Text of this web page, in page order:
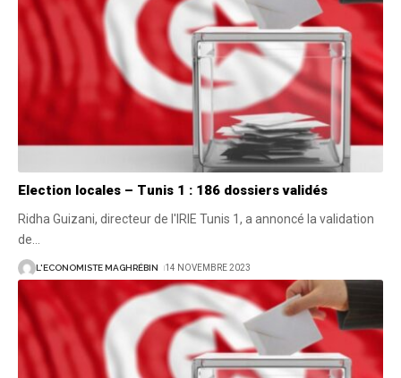
Election locales – Tunis 1 : 186 dossiers validés
Ridha Guizani, directeur de l'IRIE Tunis 1, a annoncé la validation
de
L'ECONOMISTE MAGHRÉBIN 14 NOVEMBRE 2023